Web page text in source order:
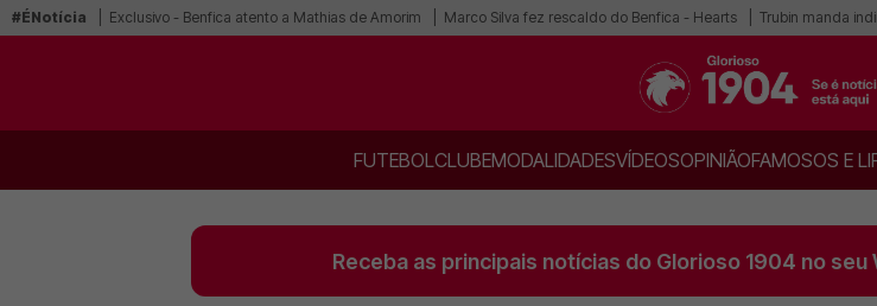
#ÉNotícia Exclusivo - Benfica atento a Mathias de Amorim Marco Silva fez rescaldo do Benfica - Hearts Trubin manda
FUTEBOLCLUBEMODALIDADESVÍDEOSOPINIÃOFAMOSOS E
Receba as principais notícias do Glorioso 1904 no seu